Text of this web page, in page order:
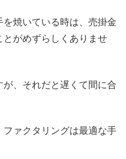
焼いている時は、売掛金
がめずらしくありませ
、それだと遅くて間に合
ァクタリングは最適な手